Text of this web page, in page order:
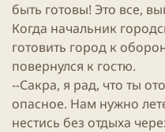
быть готовы! Это все,
Когда начальник
готовить город к
повернулся к гостю.
--Сакра, я рад, что ты
опасное. Нам нужно
нестись без отдыха